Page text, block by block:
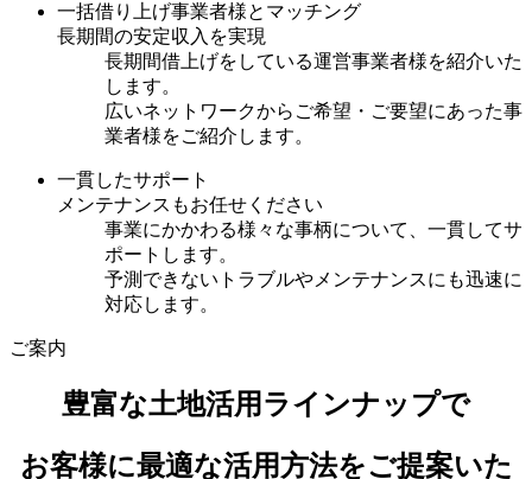
一括借り上げ事業者様とマッチング
長期間の安定収入を実現
長期間借上げをしている運営事業者様を紹介いた
します。
広いネットワークからご希望・ご要望にあった事
業者様をご紹介します。
一貫したサポート
メンテナンスもお任せください
事業にかかわる様々な事柄について、一貫してサ
ポートします。
予測できないトラブルやメンテナンスにも迅速に
対応します。
ご案内
豊富な土地活用ラインナップで
お客様に最適な活用方法をご提案いた